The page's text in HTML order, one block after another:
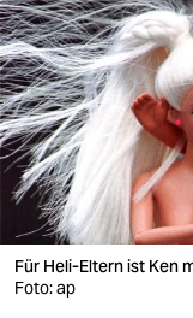
berlin
nord
wahrheit
verlag
verlag
veranstaltungen
Für Heli-Eltern ist Ken
Foto: ap